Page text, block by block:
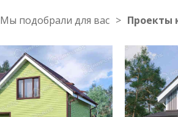
Мы подобрали для вас Проекты